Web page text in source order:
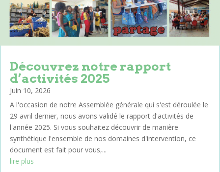
Découvrez notre rapport
d’activités 2025
Juin 10, 2026
A l'occasion de notre Assemblée générale qui s'est déroulée le
29 avril dernier, nous avons validé le rapport d'activités de
l'année 2025. Si vous souhaitez découvrir de manière
synthétique l'ensemble de nos domaines d'intervention, ce
document est fait pour vous,...
lire plus